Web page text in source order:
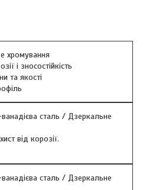
хромування
і зносостійкість
та якості
сталь / Дзеркальне
від корозії.
сталь / Дзеркальне